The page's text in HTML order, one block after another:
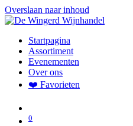
Overslaan naar inhoud
Startpagina
Assortiment
Evenementen
Over ons
❤️ Favorieten
0